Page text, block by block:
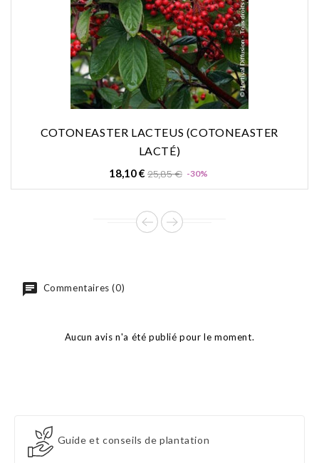
COTONEASTER LACTEUS (COTONEASTER
LACTÉ)
18,10 € Prix
25,85 € -30%
Commentaires (0)
Aucun avis n'a été publié pour le moment.
Guide et conseils de plantation